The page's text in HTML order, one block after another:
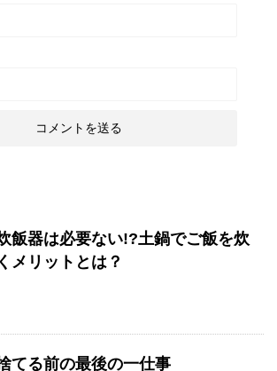
飯器は必要ない!?土鍋でご飯を炊
くメリットとは？
てる前の最後の一仕事